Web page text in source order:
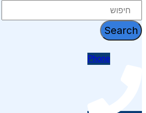
לתוכן
Search
Phone